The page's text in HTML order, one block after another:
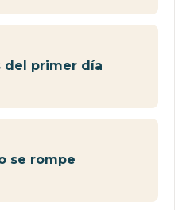
del primer día
se rompe